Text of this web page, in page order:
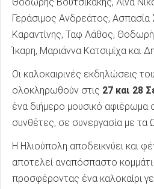
Γεράσιμος Ανδρεάτος, Ασπασία
Καραντίνης, Ταφ Λάθος,
Ίκαρη, Μαριάννα Κατσιμίχα και
Οι καλοκαιρινές εκδηλώσεις
ολοκληρωθούν στις 27 και 28
ένα διήμερο μουσικό
συνθέτες, σε συνεργασία με τα
Η Ηλιούπολη αποδεικνύει και
αποτελεί αναπόσπαστο κομμάτι
προσφέροντας ένα καλοκαίρι